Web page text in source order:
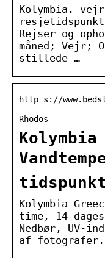
Kolymbia.
Rejser og
måned; Vejr;
stillede …
http s://
Rhodos
Kolymbia
time, 14
Nedbør, UV-
af fotografer.